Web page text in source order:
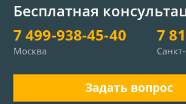
Бесплатная
7 499-938-45-40
Москва
7
Задать вопрос